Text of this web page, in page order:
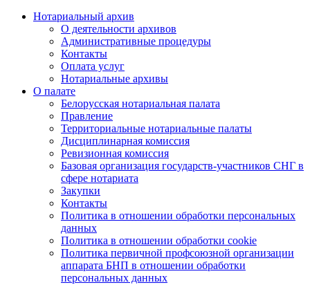
Нотариальный архив
О деятельности архивов
Административные процедуры
Контакты
Оплата услуг
Нотариальные архивы
О палате
Белорусская нотариальная палата
Правление
Территориальные нотариальные палаты
Дисциплинарная комиссия
Ревизионная комиссия
Базовая организация государств-участников СНГ в
сфере нотариата
Закупки
Контакты
Политика в отношении обработки персональных
данных
Политика в отношении обработки cookie
Политика первичной профсоюзной организации
аппарата БНП в отношении обработки
персональных данных